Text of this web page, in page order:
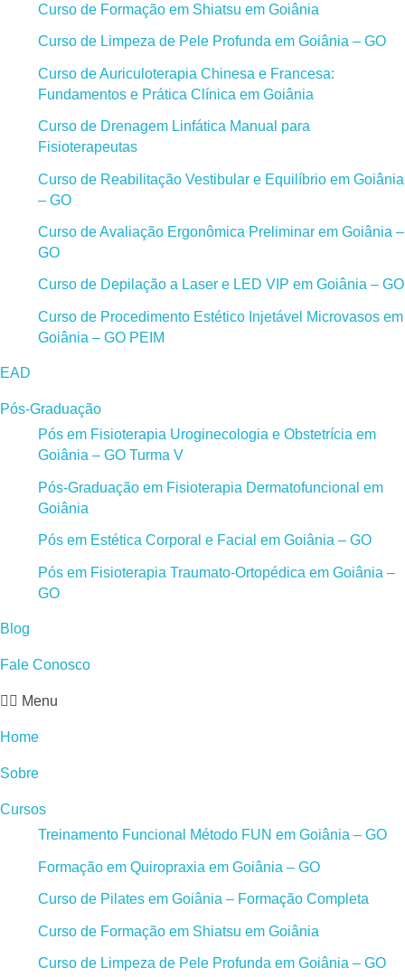
Curso de Formação em Shiatsu em Goiânia
Curso de Limpeza de Pele Profunda em Goiânia – GO
Curso de Auriculoterapia Chinesa e Francesa:
Fundamentos e Prática Clínica em Goiânia
Curso de Drenagem Linfática Manual para
Fisioterapeutas
Curso de Reabilitação Vestibular e Equilíbrio em Goiânia
– GO
Curso de Avaliação Ergonômica Preliminar em Goiânia –
GO
Curso de Depilação a Laser e LED VIP em Goiânia – GO
Curso de Procedimento Estético Injetável Microvasos em
Goiânia – GO PEIM
EAD
Pós-Graduação
Pós em Fisioterapia Uroginecologia e Obstetrícia em
Goiânia – GO Turma V
Pós-Graduação em Fisioterapia Dermatofuncional em
Goiânia
Pós em Estética Corporal e Facial em Goiânia – GO
Pós em Fisioterapia Traumato-Ortopédica em Goiânia –
GO
Blog
Fale Conosco
Menu
Home
Sobre
Cursos
Treinamento Funcional Método FUN em Goiânia – GO
Formação em Quiropraxia em Goiânia – GO
Curso de Pilates em Goiânia – Formação Completa
Curso de Formação em Shiatsu em Goiânia
Curso de Limpeza de Pele Profunda em Goiânia – GO